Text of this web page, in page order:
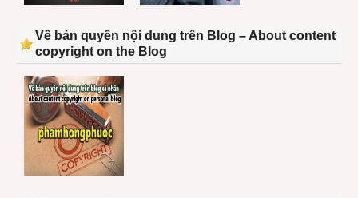
Về bản quyền nội dung trên Blog – About content
copyright on the Blog